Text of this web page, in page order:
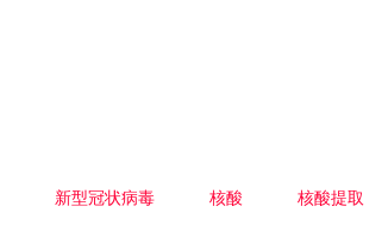
新型冠状病毒 核酸 核酸提取